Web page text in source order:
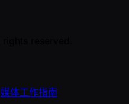
媒体工作指南